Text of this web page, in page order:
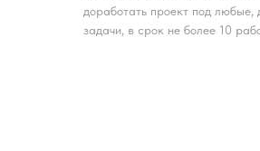
доработать проект под
задачи, в срок не более 10